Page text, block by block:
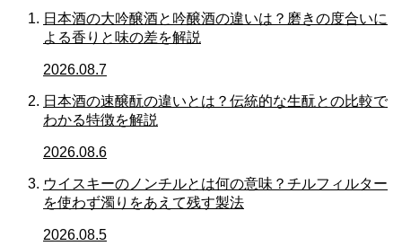
日本酒の大吟醸酒と吟醸酒の違いは？磨きの度合いに
よる香りと味の差を解説
2026.08.7
日本酒の速醸酛の違いとは？伝統的な生酛との比較で
わかる特徴を解説
2026.08.6
ウイスキーのノンチルとは何の意味？チルフィルター
を使わず濁りをあえて残す製法
2026.08.5